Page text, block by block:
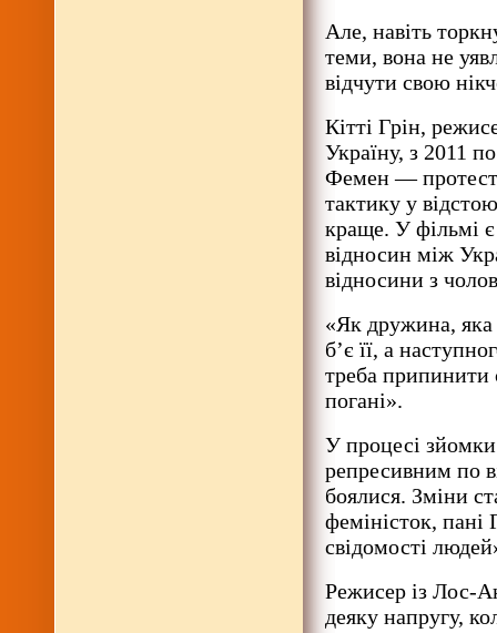
Але, навіть
теми, вона не
відчути свою
Кітті Грін,
Україну, з 2011
Фемен —
тактику у
краще. У фільмі є
відносин між
відносини з
«Як дружина, яка
б’є її, а
треба припинити
погані».
У процесі зйомки
репресивним по
боялися. Зміни
феміністок, пані
свідомості
Режисер із Лос-
деяку напругу,